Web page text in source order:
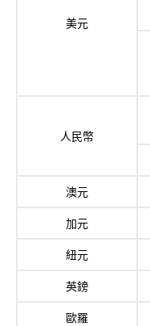
美元
人民幣
澳元
加元
紐元
英鎊
歐羅